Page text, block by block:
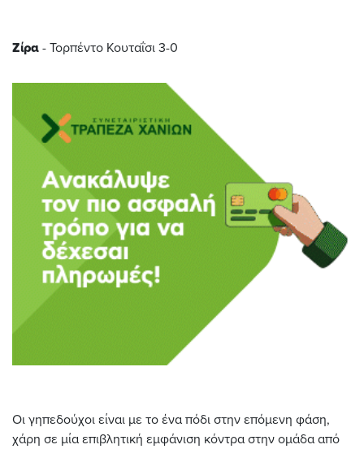
Ζίρα - Τορπέντο Κουταΐσι 3-0
Οι γηπεδούχοι είναι με το ένα πόδι στην επόμενη φάση,
χάρη σε μία επιβλητική εμφάνιση κόντρα στην ομάδα από